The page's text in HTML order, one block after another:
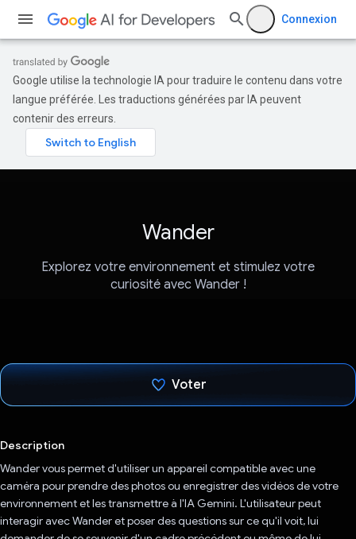
Connexion
Google utilise la technologie IA pour traduire le contenu dans votre
langue préférée. Les traductions générées par IA peuvent
contenir des erreurs.
Wander
Explorez votre environnement et stimulez votre
curiosité avec Wander !
Voter
Description
Wander vous permet d'utiliser un appareil compatible avec une
caméra pour prendre des photos ou enregistrer des vidéos de votre
environnement et les transmettre à l'IA Gemini. L'utilisateur peut
interagir avec Wander et poser des questions sur ce qu'il voit, lui